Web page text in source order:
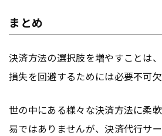
まとめ
決済方法の選択肢を増やすことは
損失を回避するためには必要不可欠
世の中にある様々な決済方法に柔
易ではありませんが、決済代行サ